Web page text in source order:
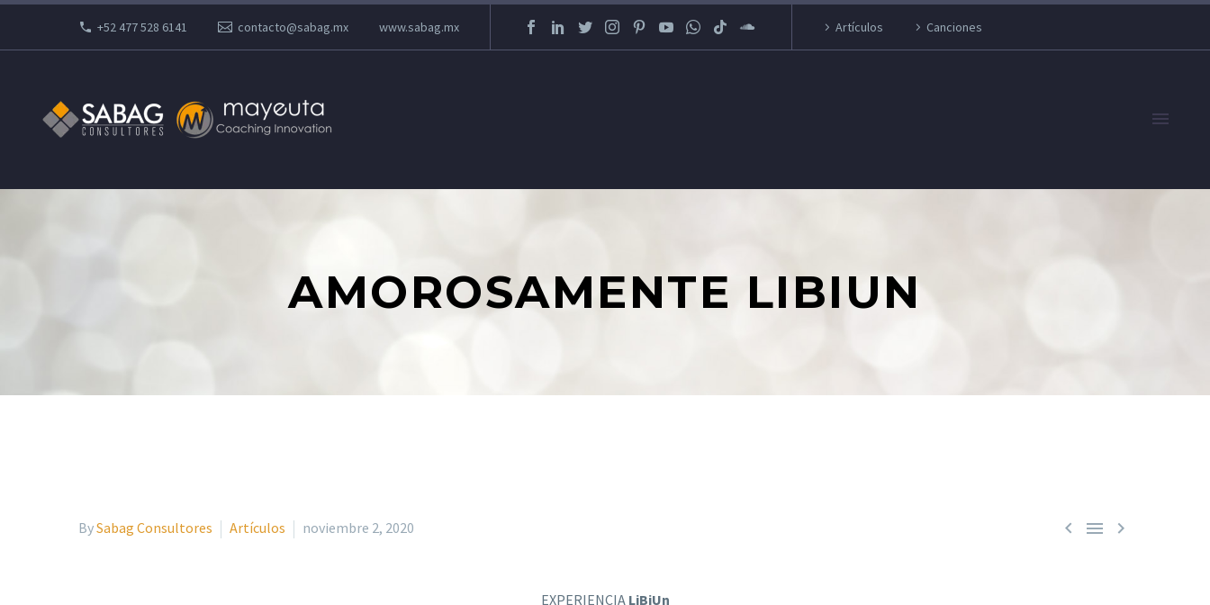
+52 477 528 6141 contacto@sabag.mx www.sabag.mx Artículos Canciones
AMOROSAMENTE LIBIUN
  
BySabag Consultores Artículos noviembre 2, 2020
EXPERIENCIA LiBiUn